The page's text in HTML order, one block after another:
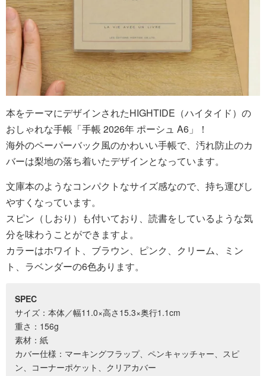
本をテーマにデザインされたHIGHTIDE（ハイタイド）の
おしゃれな手帳「手帳 2026年 ポーシュ A6」！
海外のペーパーバック風のかわいい手帳で、汚れ防止のカ
バーは梨地の落ち着いたデザインとなっています。
文庫本のようなコンパクトなサイズ感なので、持ち運びし
やすくなっています。
スピン（しおり）も付いており、読書をしているような気
分を味わうことができますよ。
カラーはホワイト、ブラウン、ピンク、クリーム、ミン
ト、ラベンダーの6色あります。
SPEC
サイズ：本体／幅11.0×高さ15.3×奥行1.1cm
重さ：156g
素材：紙
カバー仕様：マーキングフラップ、ペンキャッチャー、スピ
ン、コーナーポケット、クリアカバー